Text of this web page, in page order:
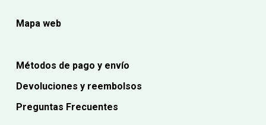
Mapa web
Métodos de pago y envío
Devoluciones y reembolsos
Preguntas Frecuentes